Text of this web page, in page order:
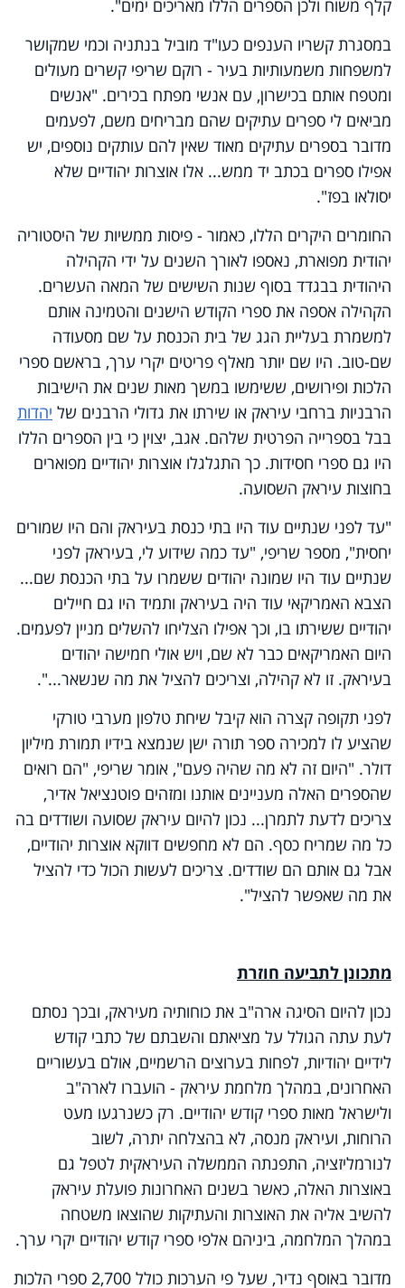
קלף משוח ולכן הספרים הללו מאריכים ימים".
במסגרת קשריו הענפים כעו"ד מוביל בנתניה וכמי שמקושר
למשפחות משמעותיות בעיר - רוקם שריפי קשרים מעולים
ומטפח אותם בכישרון, עם אנשי מפתח בכירים. "אנשים
מביאים לי ספרים עתיקים שהם מבריחים משם, לפעמים
מדובר בספרים עתיקים מאוד שאין להם עותקים נוספים, יש
אפילו ספרים בכתב יד ממש... אלו אוצרות יהודיים שלא
יסולאו בפז".
החומרים היקרים הללו, כאמור - פיסות ממשיות של היסטוריה
יהודית מפוארת, נאספו לאורך השנים על ידי הקהילה
היהודית בבגדד בסוף שנות השישים של המאה העשרים.
הקהילה אספה את ספרי הקודש הישנים והטמינה אותם
למשמרת בעליית הגג של בית הכנסת על שם מסעודה
שם-טוב. היו שם יותר מאלף פריטים יקרי ערך, בראשם ספרי
הלכות ופירושים, ששימשו במשך מאות שנים את הישיבות
הרבניות ברחבי עיראק או שירתו את גדולי הרבנים של יהדות
בבל בספרייה הפרטית שלהם. אגב, יצוין כי בין הספרים הללו
היו גם ספרי חסידות. כך התגלגלו אוצרות יהודיים מפוארים
בחוצות עיראק השסועה.
"עד לפני שנתיים עוד היו בתי כנסת בעיראק והם היו שמורים
יחסית", מספר שריפי, "עד כמה שידוע לי, בעיראק לפני
שנתיים עוד היו שמונה יהודים ששמרו על בתי הכנסת שם...
הצבא האמריקאי עוד היה בעיראק ותמיד היו גם חיילים
יהודיים ששירתו בו, וכך אפילו הצליחו להשלים מניין לפעמים.
היום האמריקאים כבר לא שם, ויש אולי חמישה יהודים
בעיראק. זו לא קהילה, וצריכים להציל את מה שנשאר...".
לפני תקופה קצרה הוא קיבל שיחת טלפון מערבי טורקי
שהציע לו למכירה ספר תורה ישן שנמצא בידיו תמורת מיליון
דולר. "היום זה לא מה שהיה פעם", אומר שריפי, "הם רואים
שהספרים האלה מעניינים אותנו ומזהים פוטנציאל אדיר,
צריכים לדעת לתמרן... נכון להיום עיראק שסועה ושודדים בה
כל מה שמריח כסף. הם לא מחפשים דווקא אוצרות יהודיים,
אבל גם אותם הם שודדים. צריכים לעשות הכול כדי להציל
את מה שאפשר להציל".
מתכונן לתביעה חוזרת
נכון להיום הסיגה ארה"ב את כוחותיה מעיראק, ובכך נסתם
לעת עתה הגולל על מציאתם והשבתם של כתבי קודש
לידיים יהודיות, לפחות בערוצים הרשמיים, אולם בעשוריים
האחרונים, במהלך מלחמת עיראק - הועברו לארה"ב
ולישראל מאות ספרי קודש יהודיים. רק כשנרגעו מעט
הרוחות, ועיראק מנסה, לא בהצלחה יתרה, לשוב
לנורמליזציה, התפנתה הממשלה העיראקית לטפל גם
באוצרות האלה, כאשר בשנים האחרונות פועלת עיראק
להשיב אליה את האוצרות והעתיקות שהוצאו משטחה
במהלך המלחמה, ביניהם אלפי ספרי קודש יהודיים יקרי ערך.
מדובר באוסף נדיר, שעל פי הערכות כולל 2,700 ספרי הלכות